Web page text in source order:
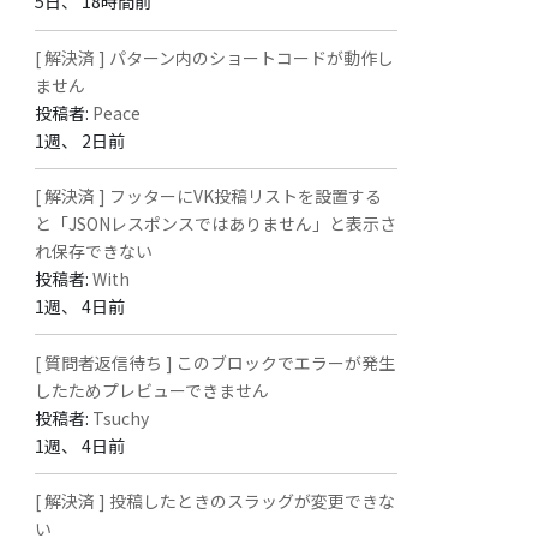
[ 解決済 ] パターン内のショートコードが動作し
ません
投稿者: Peace
1週、 2日前
[ 解決済 ] フッターにVK投稿リストを設置する
と「JSONレスポンスではありません」と表示さ
れ保存できない
投稿者:With
1週、 4日前
[ 質問者返信待ち ] このブロックでエラーが発生
したためプレビューできません
投稿者: Tsuchy
1週、 4日前
[ 解決済 ] 投稿したときのスラッグが変更できな
い